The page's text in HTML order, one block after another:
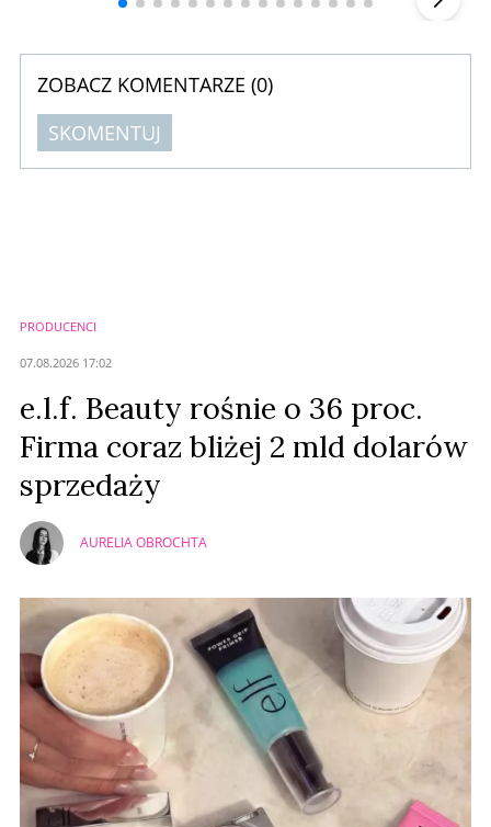
ZOBACZ KOMENTARZE (0)
SKOMENTUJ
PRODUCENCI
07.08.2026 17:02
e.l.f. Beauty rośnie o 36 proc.
Firma coraz bliżej 2 mld dolarów
sprzedaży
AURELIA OBROCHTA